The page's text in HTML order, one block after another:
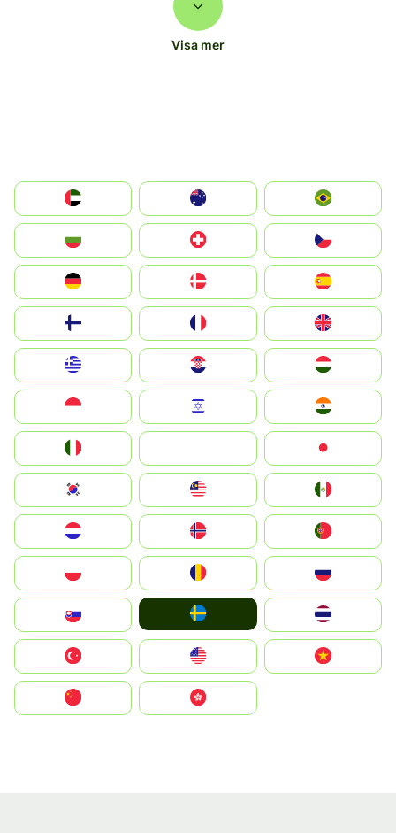
Visa mer
الإمارات العربية المتحدة
Switzerland
Deutschland
United Kingdom
Magyarország
South Korea
United States
中國香港特別行政區